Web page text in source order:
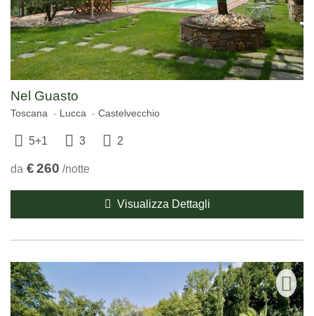
Nel Guasto
Toscana Lucca Castelvecchio
5+1 3 2
da €260 /notte
Visualizza Dettagli